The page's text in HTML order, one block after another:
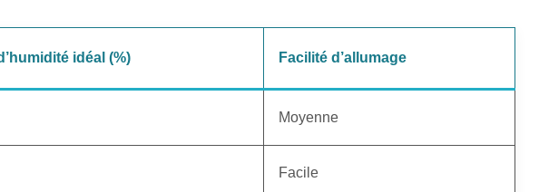
idéal (%) Facilité d’allumage
Moyenne
Facile